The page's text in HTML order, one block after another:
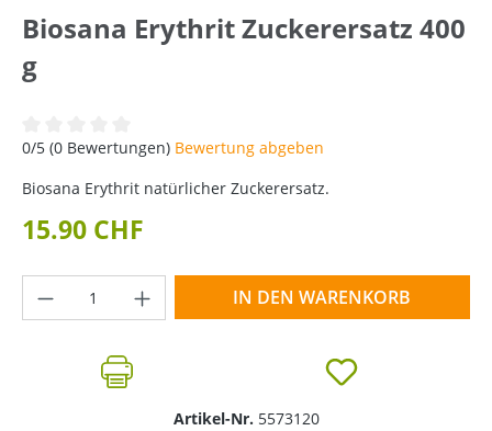
Biosana Erythrit Zuckerersatz 400
g
Durchschnittliche Bewertung von 0 von 5 Sternen
0/5 (0 Bewertungen) Bewertung abgeben
Biosana Erythrit natürlicher Zuckerersatz.
15.90 CHF
Produkt Anzahl: Gib den gewünschten
IN DEN WARENKORB
Artikel-Nr. 5573120